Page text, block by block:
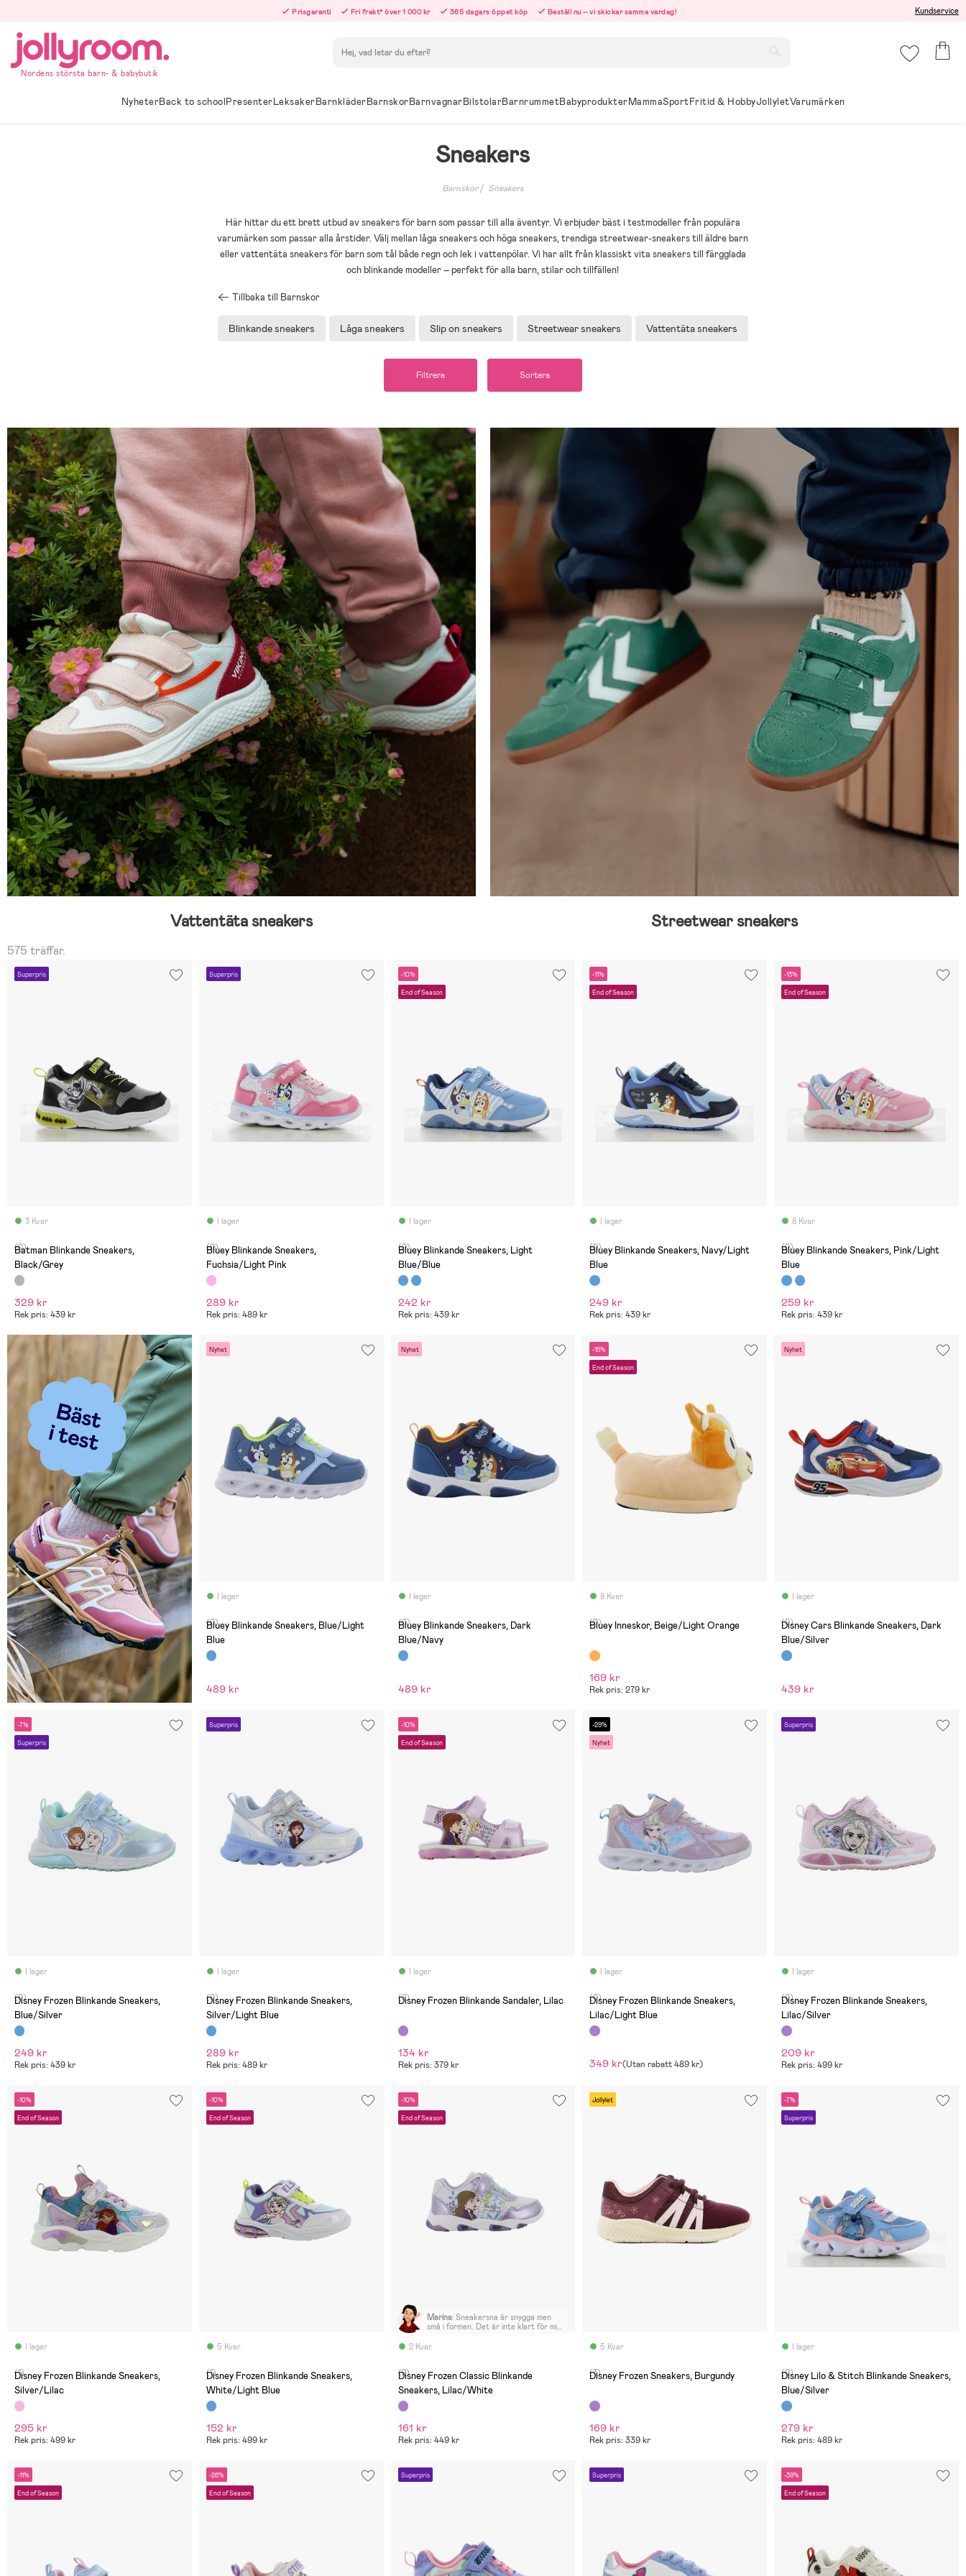
innehållet
Prisgaranti Fri frakt* över 1 000 kr 365 dagars öppet köp Beställ nu – vi skickar samma vardag! Kundservice
Nordens största barn- & babybutik
NyheterBack to schoolPresenterLeksakerBarnkläderBarnskorBarnvagnarBilstolarBarnrummetBabyprodukterMammaSportFritid & HobbyJollyletVarumärken
Sneakers
Barnskor Sneakers
Här hittar du ett brett utbud av sneakers för barn som passar till alla äventyr. Vi erbjuder bäst i testmodeller från populära
varumärken som passar alla årstider. Välj mellan låga sneakers och höga sneakers, trendiga streetwear-sneakers till äldre barn
eller vattentäta sneakers för barn som tål både regn och lek i vattenpölar. Vi har allt från klassiskt vita sneakers till färgglada
och blinkande modeller – perfekt för alla barn, stilar och tillfällen!
Tillbaka till Barnskor
Blinkande sneakers Låga sneakers Slip on sneakers Streetwear sneakers Vattentäta sneakers
Filtrera Sortera
Vattentäta sneakers Streetwear sneakers
575 träffar.
Superpris
3 Kvar
(0)
Batman Blinkande Sneakers,
Black/Grey
329 kr
Rek pris: 439 kr
Superpris
I lager
(0)
Bluey Blinkande Sneakers,
Fuchsia/Light Pink
289 kr
Rek pris: 489 kr
-10%
End of Season
I lager
(0)
Bluey Blinkande Sneakers, Light
Blue/Blue
242 kr
Rek pris: 439 kr
-11%
End of Season
I lager
(0)
Bluey Blinkande Sneakers, Navy/Light
Blue
249 kr
Rek pris: 439 kr
-13%
End of Season
8 Kvar
(0)
Bluey Blinkande Sneakers, Pink/Light
Blue
259 kr
Rek pris: 439 kr
Nyhet
I lager
(0)
Bluey Blinkande Sneakers, Blue/Light
Blue
489 kr
Nyhet
I lager
(0)
Bluey Blinkande Sneakers, Dark
Blue/Navy
489 kr
-15%
End of Season
8 Kvar
(0)
Bluey Inneskor, Beige/Light Orange
169 kr
Rek pris: 279 kr
Nyhet
I lager
(0)
Disney Cars Blinkande Sneakers, Dark
Blue/Silver
439 kr
-7%
Superpris
I lager
(0)
Disney Frozen Blinkande Sneakers,
Blue/Silver
249 kr
Rek pris: 439 kr
Superpris
I lager
(0)
Disney Frozen Blinkande Sneakers,
Silver/Light Blue
289 kr
Rek pris: 489 kr
-10%
End of Season
I lager
(2)
Disney Frozen Blinkande Sandaler, Lilac
134 kr
Rek pris: 379 kr
-29%
Nyhet
I lager
(0)
Disney Frozen Blinkande Sneakers,
Lilac/Light Blue
349 kr(Utan rabatt 489 kr)
Superpris
I lager
(0)
Disney Frozen Blinkande Sneakers,
Lilac/Silver
209 kr
Rek pris: 499 kr
-10%
End of Season
I lager
(1)
Disney Frozen Blinkande Sneakers,
Silver/Lilac
295 kr
Rek pris: 499 kr
-10%
End of Season
5 Kvar
(1)
Disney Frozen Blinkande Sneakers,
White/Light Blue
152 kr
Rek pris: 499 kr
-10%
End of Season
2 Kvar
Marina: Sneakersna är snygga men
små i formen. Det är inte klart för mig
att lämna tillbaka sneakers och jag
(2)
Disney Frozen Classic Blinkande
Sneakers, Lilac/White
161 kr
Rek pris: 449 kr
Jollylet
5 Kvar
(3)
Disney Frozen Sneakers, Burgundy
169 kr
Rek pris: 339 kr
-7%
Superpris
I lager
(0)
Disney Lilo & Stitch Blinkande Sneakers,
Blue/Silver
279 kr
Rek pris: 489 kr
-11%
End of Season
-26%
End of Season
Superpris Superpris -39%
End of Season